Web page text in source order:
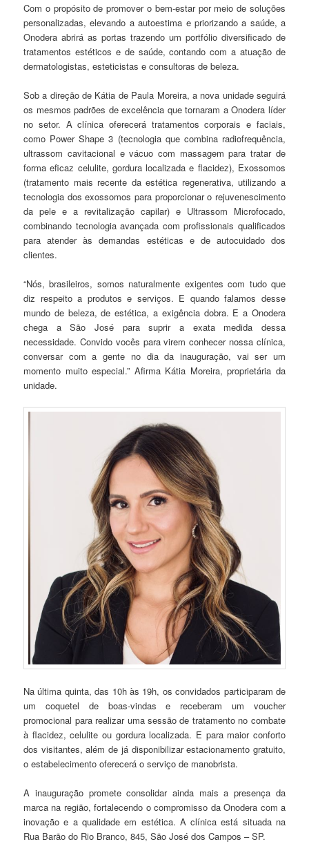
Com o propósito de promover o bem-estar por meio de soluções
personalizadas, elevando a autoestima e priorizando a saúde, a
Onodera abrirá as portas trazendo um portfólio diversificado de
tratamentos estéticos e de saúde, contando com a atuação de
dermatologistas, esteticistas e consultoras de beleza.
Sob a direção de Kátia de Paula Moreira, a nova unidade seguirá
os mesmos padrões de excelência que tornaram a Onodera líder
no setor. A clínica oferecerá tratamentos corporais e faciais,
como Power Shape 3 (tecnologia que combina radiofrequência,
ultrassom cavitacional e vácuo com massagem para tratar de
forma eficaz celulite, gordura localizada e flacidez), Exossomos
(tratamento mais recente da estética regenerativa, utilizando a
tecnologia dos exossomos para proporcionar o rejuvenescimento
da pele e a revitalização capilar) e Ultrassom Microfocado,
combinando tecnologia avançada com profissionais qualificados
para atender às demandas estéticas e de autocuidado dos
clientes.
“Nós, brasileiros, somos naturalmente exigentes com tudo que
diz respeito a produtos e serviços. E quando falamos desse
mundo de beleza, de estética, a exigência dobra. E a Onodera
chega a São José para suprir a exata medida dessa
necessidade. Convido vocês para virem conhecer nossa clínica,
conversar com a gente no dia da inauguração, vai ser um
momento muito especial.” Afirma Kátia Moreira, proprietária da
unidade.
Na última quinta, das 10h às 19h, os convidados participaram de
um coquetel de boas-vindas e receberam um voucher
promocional para realizar uma sessão de tratamento no combate
à flacidez, celulite ou gordura localizada. E para maior conforto
dos visitantes, além de já disponibilizar estacionamento gratuito,
o estabelecimento oferecerá o serviço de manobrista.
A inauguração promete consolidar ainda mais a presença da
marca na região, fortalecendo o compromisso da Onodera com a
inovação e a qualidade em estética. A clínica está situada na
Rua Barão do Rio Branco, 845, São José dos Campos – SP.